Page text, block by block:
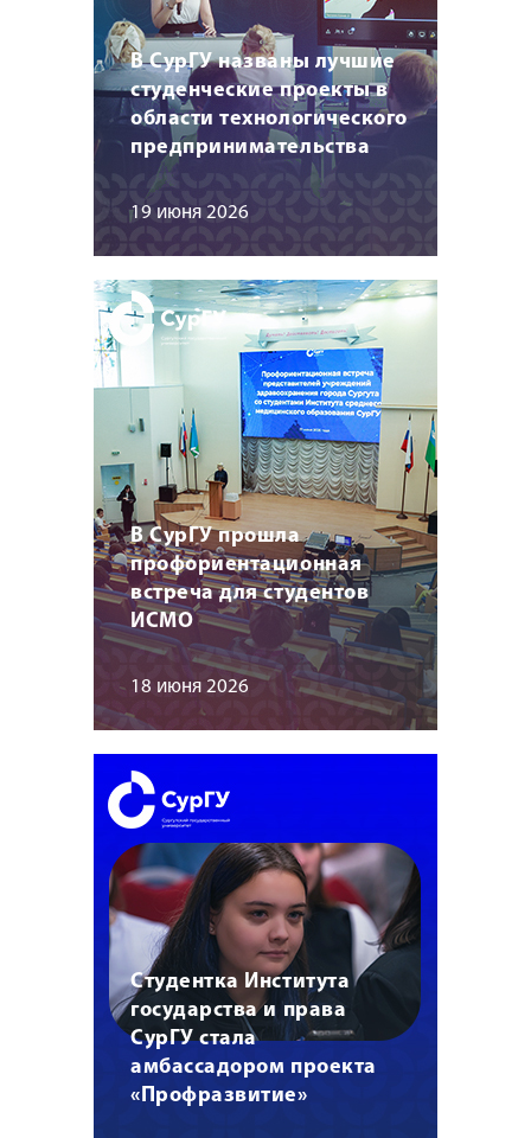
В СурГУ названы лучшие
студенческие проекты в
области технологического
предпринимательства
19 июня 2026
В СурГУ прошла
профориентационная
встреча для студентов
ИСМО
18 июня 2026
Студентка Института
государства и права
СурГУ стала
амбассадором проекта
«Профразвитие»